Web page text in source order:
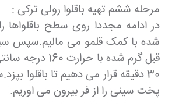
مرحله ششم تهیه باقلوا رولی ترکی :
در ادامه مجددا روی سطح باقلواها
شده با کمک قلمو می مالیم.سپس
قبل گرم شده با
30 دقیقه قرار می دهیم تا باقلوا
پخت سینی را از فر بیرون می اوریم.